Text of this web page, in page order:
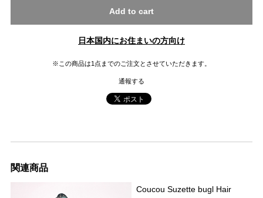
Add to cart
日本国内にお住まいの方向け
※この商品は1点までのご注文とさせていただきます。
通報する
関連商品
Coucou Suzette bugl Hair